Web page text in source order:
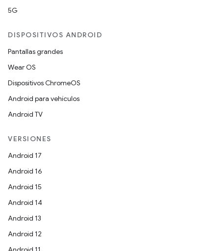
5G
DISPOSITIVOS ANDROID
Pantallas grandes
Wear OS
Dispositivos ChromeOS
Android para vehículos
Android TV
VERSIONES
Android 17
Android 16
Android 15
Android 14
Android 13
Android 12